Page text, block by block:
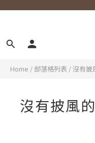
Home / 部落格列表 /沒有披
沒有披風